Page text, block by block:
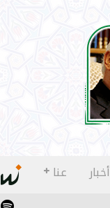
أخبار عنا